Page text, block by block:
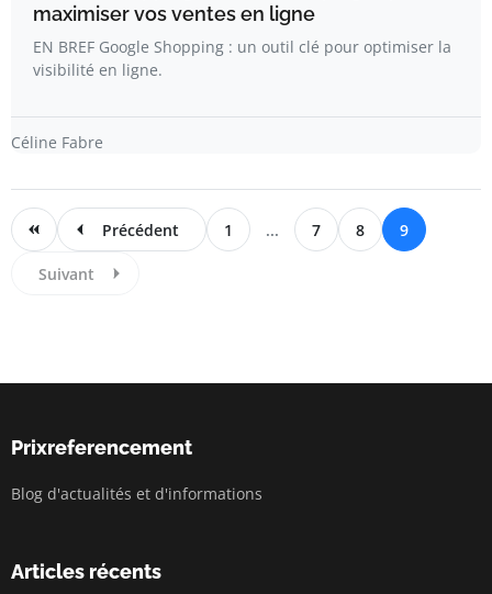
maximiser vos ventes en ligne
EN BREF Google Shopping : un outil clé pour optimiser la
visibilité en ligne.
Céline Fabre
Précédent 1 ... 7 8 9
Suivant
Prixreferencement
Blog d'actualités et d'informations
Articles récents